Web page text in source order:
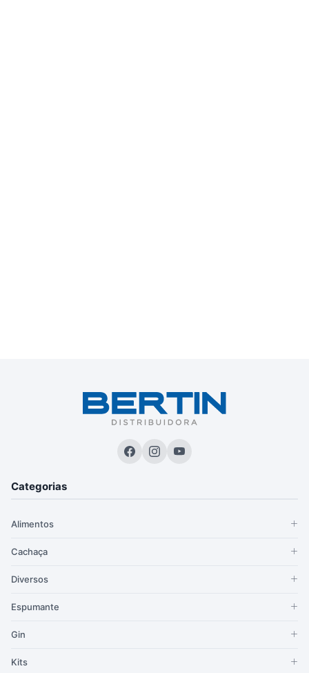
Categorias
Alimentos
Cachaça
Diversos
Espumante
Gin
Kits